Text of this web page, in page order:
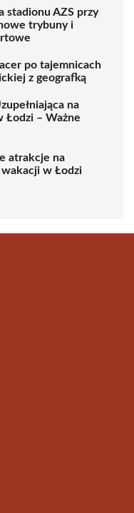
stadionu AZS przy
trybuny i
po tajemnicach
z geografką
na
Łodzi – Ważne
atrakcje na
w Łodzi